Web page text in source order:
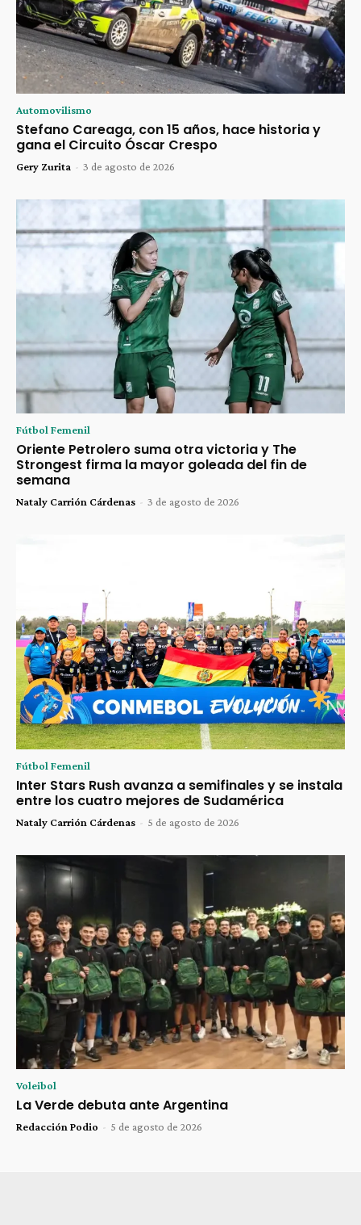
Automovilismo
Stefano Careaga, con 15 años, hace historia y
gana el Circuito Óscar Crespo
Gery Zurita - 3 de agosto de 2026
Fútbol Femenil
Oriente Petrolero suma otra victoria y The
Strongest firma la mayor goleada del fin de
semana
Nataly Carrión Cárdenas - 3 de agosto de 2026
Fútbol Femenil
Inter Stars Rush avanza a semifinales y se instala
entre los cuatro mejores de Sudamérica
Nataly Carrión Cárdenas - 5 de agosto de 2026
Voleibol
La Verde debuta ante Argentina
Redacción Podio - 5 de agosto de 2026